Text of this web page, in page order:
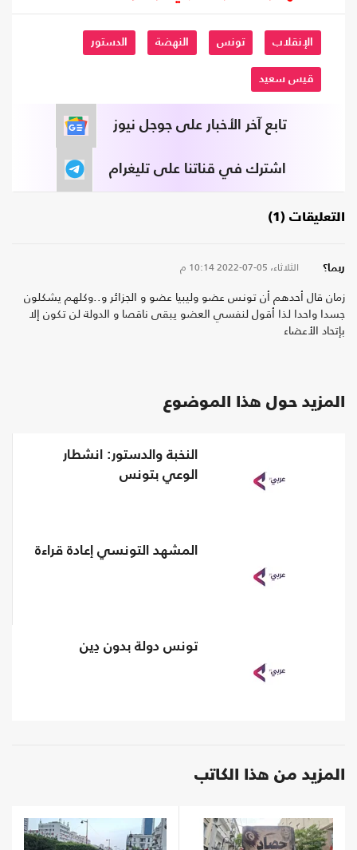
الإنقلاب تونس النهضة الدستور
قيس سعيد
تابع آخر الأخبار على جوجل نيوز
اشترك في قناتنا على تليغرام
التعليقات (1)
ربما؟ الثلاثاء، 05-07-2022 10:14 م
زمان قال أحدهم أن تونس عضو وليبيا عضو و الجزائر و..وكلهم يشكلون
جسدا واحدا لذا أقول لنفسي العضو يبقى ناقصا و الدولة لن تكون إلا
بإتحاد الأعضاء
المزيد حول هذا الموضوع
النخبة والدستور: انشطار
الوعي بتونس
المشهد التونسي إعادة قراءة
تونس دولة بدون دِين
المزيد من هذا الكاتب